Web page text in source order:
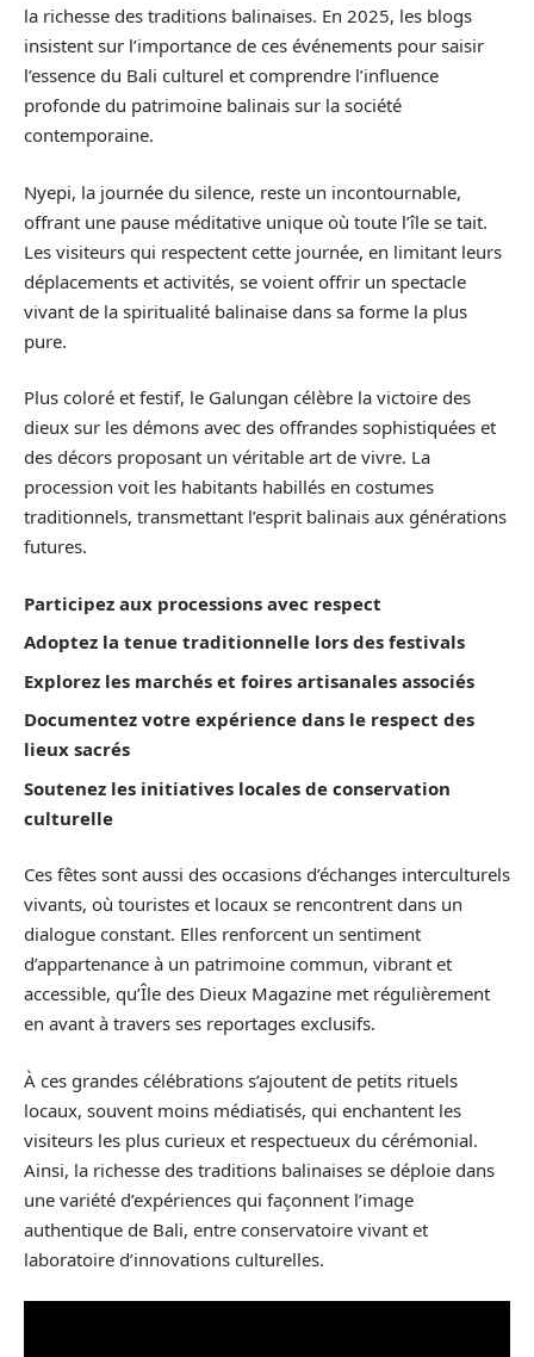
la richesse des traditions balinaises. En 2025, les blogs
insistent sur l’importance de ces événements pour saisir
l’essence du Bali culturel et comprendre l’influence
profonde du patrimoine balinais sur la société
contemporaine.
Nyepi, la journée du silence, reste un incontournable,
offrant une pause méditative unique où toute l’île se tait.
Les visiteurs qui respectent cette journée, en limitant leurs
déplacements et activités, se voient offrir un spectacle
vivant de la spiritualité balinaise dans sa forme la plus
pure.
Plus coloré et festif, le Galungan célèbre la victoire des
dieux sur les démons avec des offrandes sophistiquées et
des décors proposant un véritable art de vivre. La
procession voit les habitants habillés en costumes
traditionnels, transmettant l’esprit balinais aux générations
futures.
Participez aux processions avec respect
Adoptez la tenue traditionnelle lors des festivals
Explorez les marchés et foires artisanales associés
Documentez votre expérience dans le respect des
lieux sacrés
Soutenez les initiatives locales de conservation
culturelle
Ces fêtes sont aussi des occasions d’échanges interculturels
vivants, où touristes et locaux se rencontrent dans un
dialogue constant. Elles renforcent un sentiment
d’appartenance à un patrimoine commun, vibrant et
accessible, qu’Île des Dieux Magazine met régulièrement
en avant à travers ses reportages exclusifs.
À ces grandes célébrations s’ajoutent de petits rituels
locaux, souvent moins médiatisés, qui enchantent les
visiteurs les plus curieux et respectueux du cérémonial.
Ainsi, la richesse des traditions balinaises se déploie dans
une variété d’expériences qui façonnent l’image
authentique de Bali, entre conservatoire vivant et
laboratoire d’innovations culturelles.